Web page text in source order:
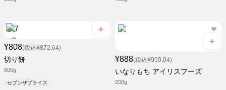
¥808(税込¥872.64)
切り餅
800g
セブンザプライス
¥888(税込¥959.04)
いなりもち アイリスフーズ
200g